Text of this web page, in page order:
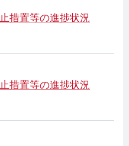
措置等の進捗状況
措置等の進捗状況